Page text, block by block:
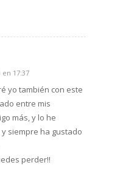
17:37
yo también con este
entre mis
más, y lo he
siempre ha gustado
perder!!